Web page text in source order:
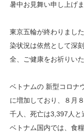
暑中お見舞い申し上げま
東京五輪が終わりまし
染状況は依然として深
全、ご健康をお祈りい
ベトナムの 新型コロナ
に増加しており、８月
千人、死亡は3,397人と
ベトナム国内では、食